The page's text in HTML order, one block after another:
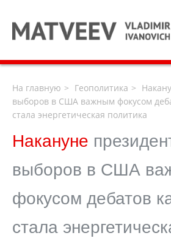
На главную Геополитика
выборов в США важным фокусом
стала энергетическая политика
Накануне
выборов в США
фокусом дебатов
стала